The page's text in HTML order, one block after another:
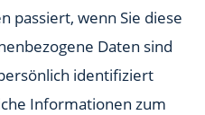
passiert, wenn Sie diese
Daten sind
identifiziert
Informationen zum